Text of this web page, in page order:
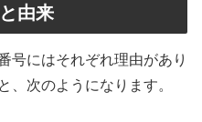
由来
号にはそれぞれ理由があり
、次のようになります。